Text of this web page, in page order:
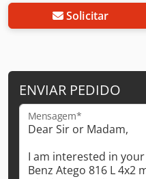
Solicitar
ENVIAR PEDIDO
Mensagem*